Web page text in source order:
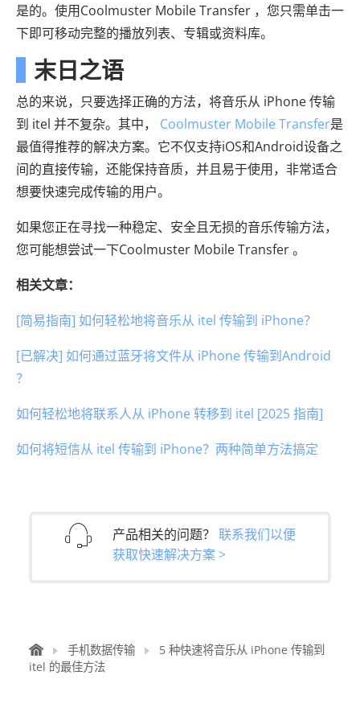
是的。使用Coolmuster Mobile Transfer ，您只需单击一
下即可移动完整的播放列表、专辑或资料库。
末日之语
总的来说，只要选择正确的方法，将音乐从 iPhone 传输
到 itel 并不复杂。其中， Coolmuster Mobile Transfer是
最值得推荐的解决方案。它不仅支持iOS和Android设备之
间的直接传输，还能保持音质，并且易于使用，非常适合
想要快速完成传输的用户。
如果您正在寻找一种稳定、安全且无损的音乐传输方法，
您可能想尝试一下Coolmuster Mobile Transfer 。
相关文章：
[简易指南] 如何轻松地将音乐从 itel 传输到 iPhone？
[已解决] 如何通过蓝牙将文件从 iPhone 传输到Android
？
如何轻松地将联系人从 iPhone 转移到 itel [2025 指南]
如何将短信从 itel 传输到 iPhone？两种简单方法搞定
产品相关的问题？ 联系我们以便
获取快速解决方案 >
手机数据传输
5 种快速将音乐从 iPhone 传输到
itel 的最佳方法